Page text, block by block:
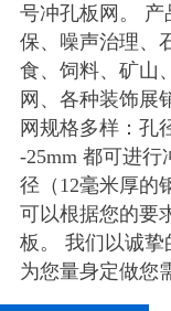
号冲孔板网。
保、噪声治理、
食、饲料、矿山
网、各种装饰展
网规格多样：孔
-25mm 都可进
径（12毫米厚的
可以根据您的要
板。 我们以诚
为您量身定做您